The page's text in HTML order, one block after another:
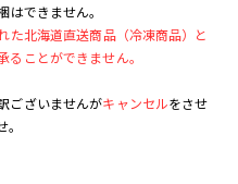
できません。
た北海道直送商品（冷凍商品）と
ことができません。
ございませんがキャンセルをさせ